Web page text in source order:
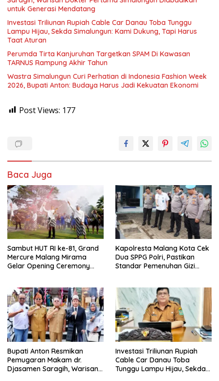
untuk Generasi Mendatang
Investasi Triliunan Rupiah Cable Car Danau Toba Tunggu
Lampu Hijau, Sekda Simalungun: Kami Dukung, Tapi Harus
Taat Aturan
Perumda Tirta Kanjuruhan Targetkan SPAM Di Kawasan
TARNUS Rampung Akhir Tahun
Wastra Simalungun Curi Perhatian di Indonesia Fashion Week
2026, Bupati Anton: Budaya Harus Jadi Kekuatan Ekonomi
Post Views: 177
Baca Juga
Sambut HUT RI ke-81, Grand
Mercure Malang Mirama
Gelar Opening Ceremony
Kapolresta Malang Kota Cek
Dua SPPG Polri, Pastikan
Standar Pemenuhan Gizi
Bupati Anton Resmikan
Pemugaran Makam dr.
Djasamen Saragih, Warisan
Investasi Triliunan Rupiah
Cable Car Danau Toba
Tunggu Lampu Hijau, Sekda